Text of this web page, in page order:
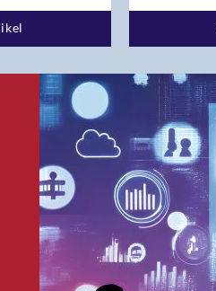
Bremgarten bei Bern
Bronschhofen
Brugg
Brugg AG
Brütten
Bubendorf
Bubikon
Buchs (SG)
Burgdorf
Bäretswil